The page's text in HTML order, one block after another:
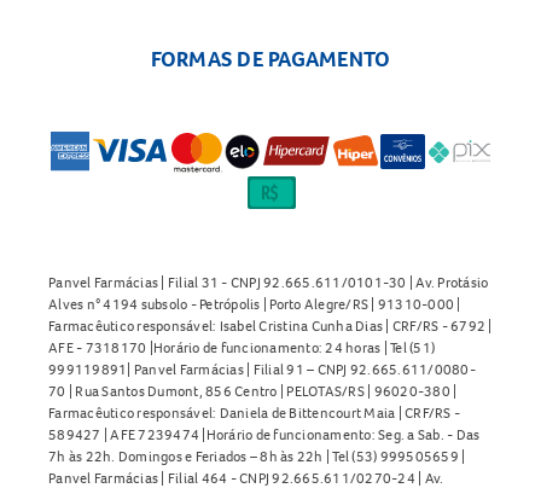
FORMAS DE PAGAMENTO
Panvel Farmácias | Filial 31 - CNPJ 92.665.611/0101-30 | Av. Protásio
Alves n° 4194 subsolo - Petrópolis | Porto Alegre/RS | 91310-000 |
Farmacêutico responsável: Isabel Cristina Cunha Dias | CRF/RS - 6792 |
AFE - 7318170 |Horário de funcionamento: 24 horas | Tel (51)
999119891| Panvel Farmácias | Filial 91 – CNPJ 92.665.611/0080-
70 | Rua Santos Dumont, 856 Centro | PELOTAS/RS | 96020-380 |
Farmacêutico responsável: Daniela de Bittencourt Maia | CRF/RS -
589427 | AFE 7239474 |Horário de funcionamento: Seg. a Sab. - Das
7h às 22h. Domingos e Feriados – 8h às 22h | Tel (53) 999505659 |
Panvel Farmácias | Filial 464 - CNPJ 92.665.611/0270-24 | Av.